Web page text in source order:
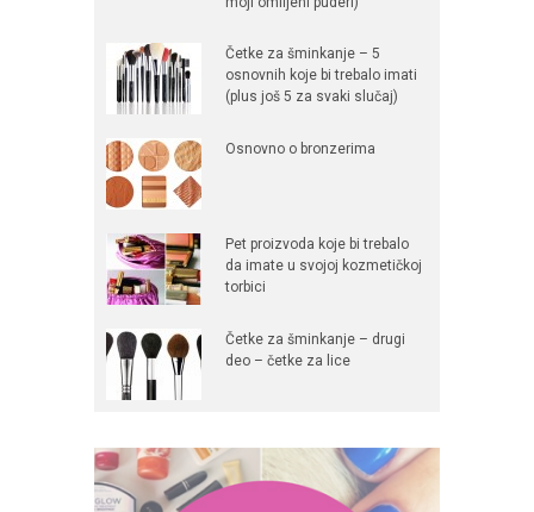
Četke za šminkanje – 5
osnovnih koje bi trebalo imati
(plus još 5 za svaki slučaj)
Osnovno o bronzerima
Pet proizvoda koje bi trebalo
da imate u svojoj kozmetičkoj
torbici
Četke za šminkanje – drugi
deo – četke za lice